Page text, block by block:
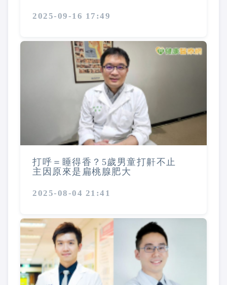
2025-09-16 17:49
打呼＝睡得香？5歲男童打鼾不止
主因原來是扁桃腺肥大
2025-08-04 21:41